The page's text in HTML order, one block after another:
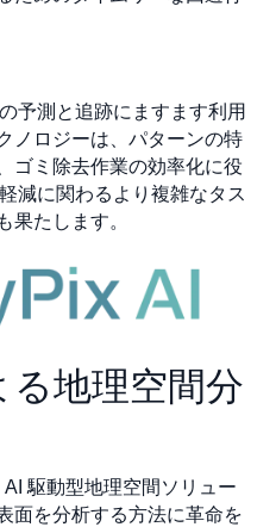
予測と追跡にますます利用
ノロジーは、パターンの特
ゴミ除去作業の効率化に役
減に関わるより複雑なタス
果たします。
る地理空間分
AI 駆動型地理空間ソリュー
面を分析する方法に革命を